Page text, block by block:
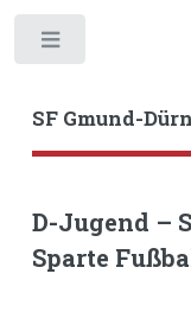
SF Gmund-
D-Jugend –
Sparte